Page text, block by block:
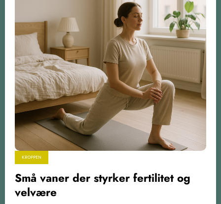
KROPPEN
Små vaner der styrker fertilitet og
velvære